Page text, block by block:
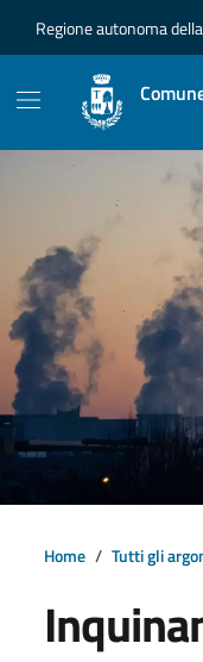
Regione autonoma
Home Tutti gli